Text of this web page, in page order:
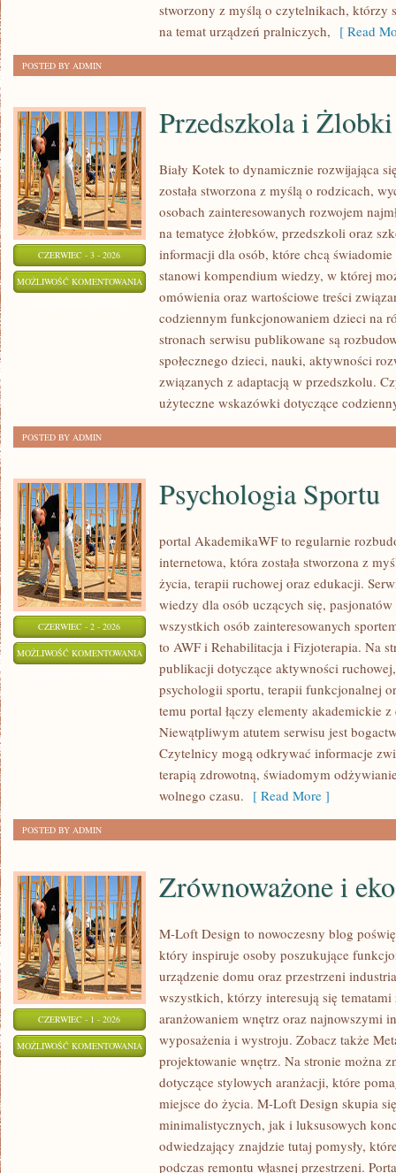
stworzony z myślą o czytelnikach, którzy
na temat urządzeń pralniczych, [ Read
POSTED BY ADMIN
CZERWIEC - 3 - 2026
MOŻLIWOŚĆ KOMENTOWANIA PRZEDSZKOLA
ŻLOBKI
Przedszkola i Żlobki
Biały Kotek to dynamicznie rozwijająca
została stworzona z myślą o rodzicach,
osobach zainteresowanych rozwojem
na tematyce żłobków, przedszkoli oraz
informacji dla osób, które chcą
stanowi kompendium wiedzy, w której
omówienia oraz wartościowe treści
codziennym funkcjonowaniem dzieci na
stronach serwisu publikowane są
społecznego dzieci, nauki, aktywności
związanych z adaptacją w przedszkolu.
użyteczne wskazówki dotyczące
POSTED BY ADMIN
CZERWIEC - 2 - 2026
MOŻLIWOŚĆ KOMENTOWANIA PSYCHOLOGIA
SPORTU
Psychologia Sportu
portal AkademikaWF to regularnie
internetowa, która została stworzona z
życia, terapii ruchowej oraz edukacji.
wiedzy dla osób uczących się,
wszystkich osób zainteresowanych
to AWF i Rehabilitacja i Fizjoterapia. Na
publikacji dotyczące aktywności
psychologii sportu, terapii funkcjonalnej
temu portal łączy elementy akademickie
Niewątpliwym atutem serwisu jest
Czytelnicy mogą odkrywać informacje
terapią zdrowotną, świadomym
wolnego czasu. [ Read More ]
POSTED BY ADMIN
CZERWIEC - 1 - 2026
MOŻLIWOŚĆ KOMENTOWANIA ZRÓWNOWAŻONE
WNĘTRZA
Zrównoważone i
M-Loft Design to nowoczesny blog
który inspiruje osoby poszukujące
urządzenie domu oraz przestrzeni
wszystkich, którzy interesują się
aranżowaniem wnętrz oraz najnowszymi
wyposażenia i wystroju. Zobacz także
projektowanie wnętrz. Na stronie można
dotyczące stylowych aranżacji, które
miejsce do życia. M-Loft Design skupia
minimalistycznych, jak i luksusowych
odwiedzający znajdzie tutaj pomysły,
podczas remontu własnej przestrzeni.